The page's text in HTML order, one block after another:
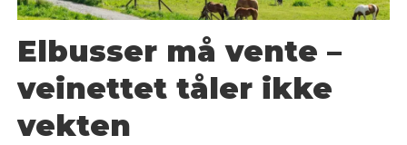
Elbusser må vente –
veinettet tåler ikke
vekten